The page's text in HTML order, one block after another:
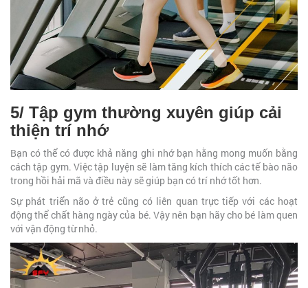
5/ Tập gym thường xuyên giúp cải
thiện trí nhớ
Bạn có thể có được khả năng ghi nhớ bạn hằng mong muốn bằng
cách tập gym. Việc tập luyện sẽ làm tăng kích thích các tế bào não
trong hồi hải mã và điều này sẽ giúp bạn có trí nhớ tốt hơn.
Sự phát triển não ở trẻ cũng có liên quan trực tiếp với các hoạt
động thể chất hàng ngày của bé. Vậy nên bạn hãy cho bé làm quen
với vận động từ nhỏ.